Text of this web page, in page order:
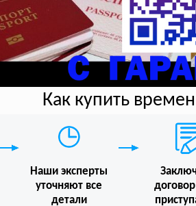
Как купить
Наши эксперты
уточняют все
детали